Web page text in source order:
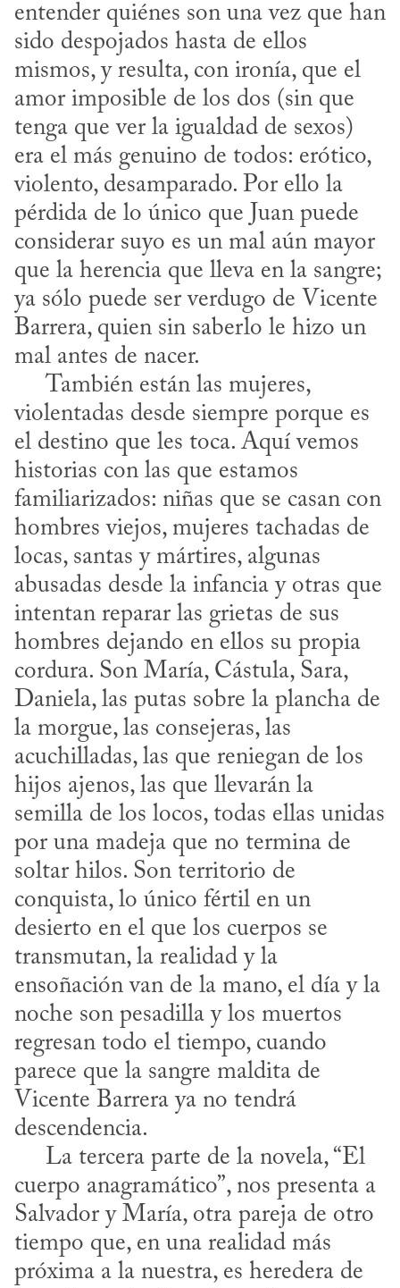
entender quiénes son una vez que han
sido despojados hasta de ellos
mismos, y resulta, con ironía, que el
amor imposible de los dos (sin que
tenga que ver la igualdad de sexos)
era el más genuino de todos: erótico,
violento, desamparado. Por ello la
pérdida de lo único que Juan puede
considerar suyo es un mal aún mayor
que la herencia que lleva en la sangre;
ya sólo puede ser verdugo de Vicente
Barrera, quien sin saberlo le hizo un
mal antes de nacer.
violentadas desde siempre porque es
el destino que les toca. Aquí vemos
historias con las que estamos
familiarizados: niñas que se casan con
hombres viejos, mujeres tachadas de
locas, santas y mártires, algunas
abusadas desde la infancia y otras que
intentan reparar las grietas de sus
hombres dejando en ellos su propia
cordura. Son María, Cástula, Sara,
Daniela, las putas sobre la plancha de
la morgue, las consejeras, las
acuchilladas, las que reniegan de los
hijos ajenos, las que llevarán la
semilla de los locos, todas ellas unidas
por una madeja que no termina de
soltar hilos. Son territorio de
conquista, lo único fértil en un
desierto en el que los cuerpos se
transmutan, la realidad y la
ensoñación van de la mano, el día y la
noche son pesadilla y los muertos
regresan todo el tiempo, cuando
parece que la sangre maldita de
Vicente Barrera ya no tendrá
descendencia.
cuerpo anagramático”, nos presenta a
Salvador y María, otra pareja de otro
tiempo que, en una realidad más
próxima a la nuestra, es heredera de